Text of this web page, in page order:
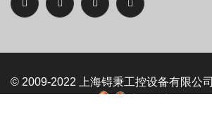
© 2009-2022 上海锝秉工控设备有限公司